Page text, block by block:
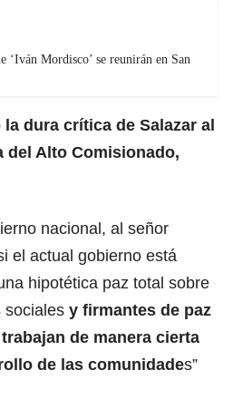
‘Iván Mordisco’ se reunirán en San
la dura crítica de Salazar al
del Alto Comisionado,
nacional, al señor
el actual gobierno está
hipotética paz total sobre
sociales y firmantes de paz
de manera cierta
de las comunidades”